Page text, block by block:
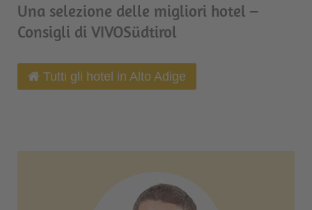
Una selezione delle migliori hotel –
Consigli di VIVOSüdtirol
Tutti gli hotel in Alto Adige